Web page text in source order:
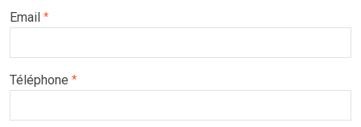
Email *
Téléphone *